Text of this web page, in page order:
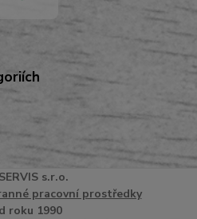
SERVISs.r.o.
pracovní prostředky
roku 1990